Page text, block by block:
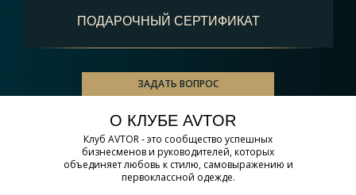
ЗАДАТЬ ВОПРОС
ПОДАРОЧНЫЙ СЕРТИФИКАТ
О КЛУБЕ AVTOR
Клуб AVTOR - это сообщество успешных
бизнесменов и руководителей, которых
объединяет любовь к стилю, самовыражению и
первоклассной одежде.